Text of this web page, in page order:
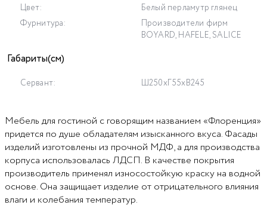
Цвет:
Белый перламутр глянец
Фурнитура:
Производители фирм
BOYARD, HAFELE, SALICE
Габариты(см)
Сервант: Ш250хГ55хВ245
Мебель для гостиной с говорящим названием «Флоренция»
придется по душе обладателям изысканного вкуса. Фасады
изделий изготовлены из прочной МДФ, а для производства
корпуса использовалась ЛДСП. В качестве покрытия
производитель применял износостойкую краску на водной
основе. Она защищает изделие от отрицательного влияния
влаги и колебания температур.